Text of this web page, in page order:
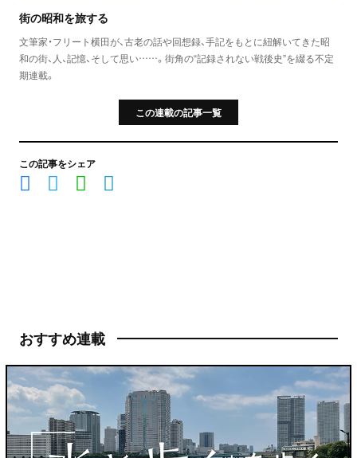
街の昭和を旅する
文筆家・フリート横田が、古老の話や回想録、手記をもとに紐解いてきた昭
和の街、人、記憶、そして思い……。街角の“記録されない戦後史”を綴る不定
期連載。
この連載の記事一覧
この記事をシェア
おすすめ連載